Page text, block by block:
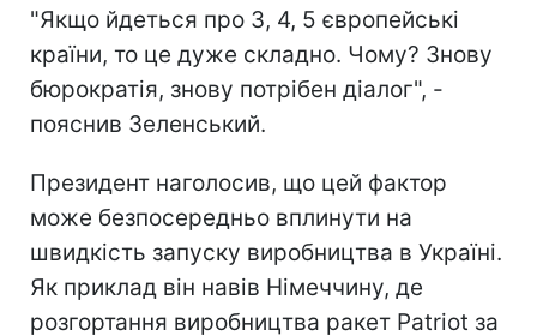
"Якщо йдеться про 3, 4, 5 європейські
країни, то це дуже складно. Чому? Знову
бюрократія, знову потрібен діалог", -
пояснив Зеленський.
Президент наголосив, що цей фактор
може безпосередньо вплинути на
швидкість запуску виробництва в Україні.
Як приклад він навів Німеччину, де
розгортання виробництва ракет Patriot за